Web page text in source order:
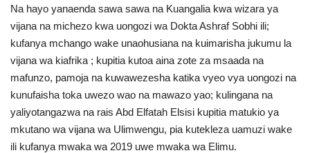
Language
English Swahili español
French Arabic
Na hayo yanaenda sawa sawa na Kuangalia kwa wizara ya
vijana na michezo kwa uongozi wa Dokta Ashraf Sobhi ili;
kufanya mchango wake unaohusiana na kuimarisha jukumu la
vijana wa kiafrika ; kupitia kutoa aina zote za msaada na
mafunzo, pamoja na kuwawezesha katika vyeo vya uongozi na
kunufaisha toka uwezo wao na mawazo yao; kulingana na
yaliyotangazwa na rais Abd Elfatah Elsisi kupitia matukio ya
mkutano wa vijana wa Ulimwengu, pia kutekleza uamuzi wake
ili kufanya mwaka wa 2019 uwe mwaka wa Elimu.